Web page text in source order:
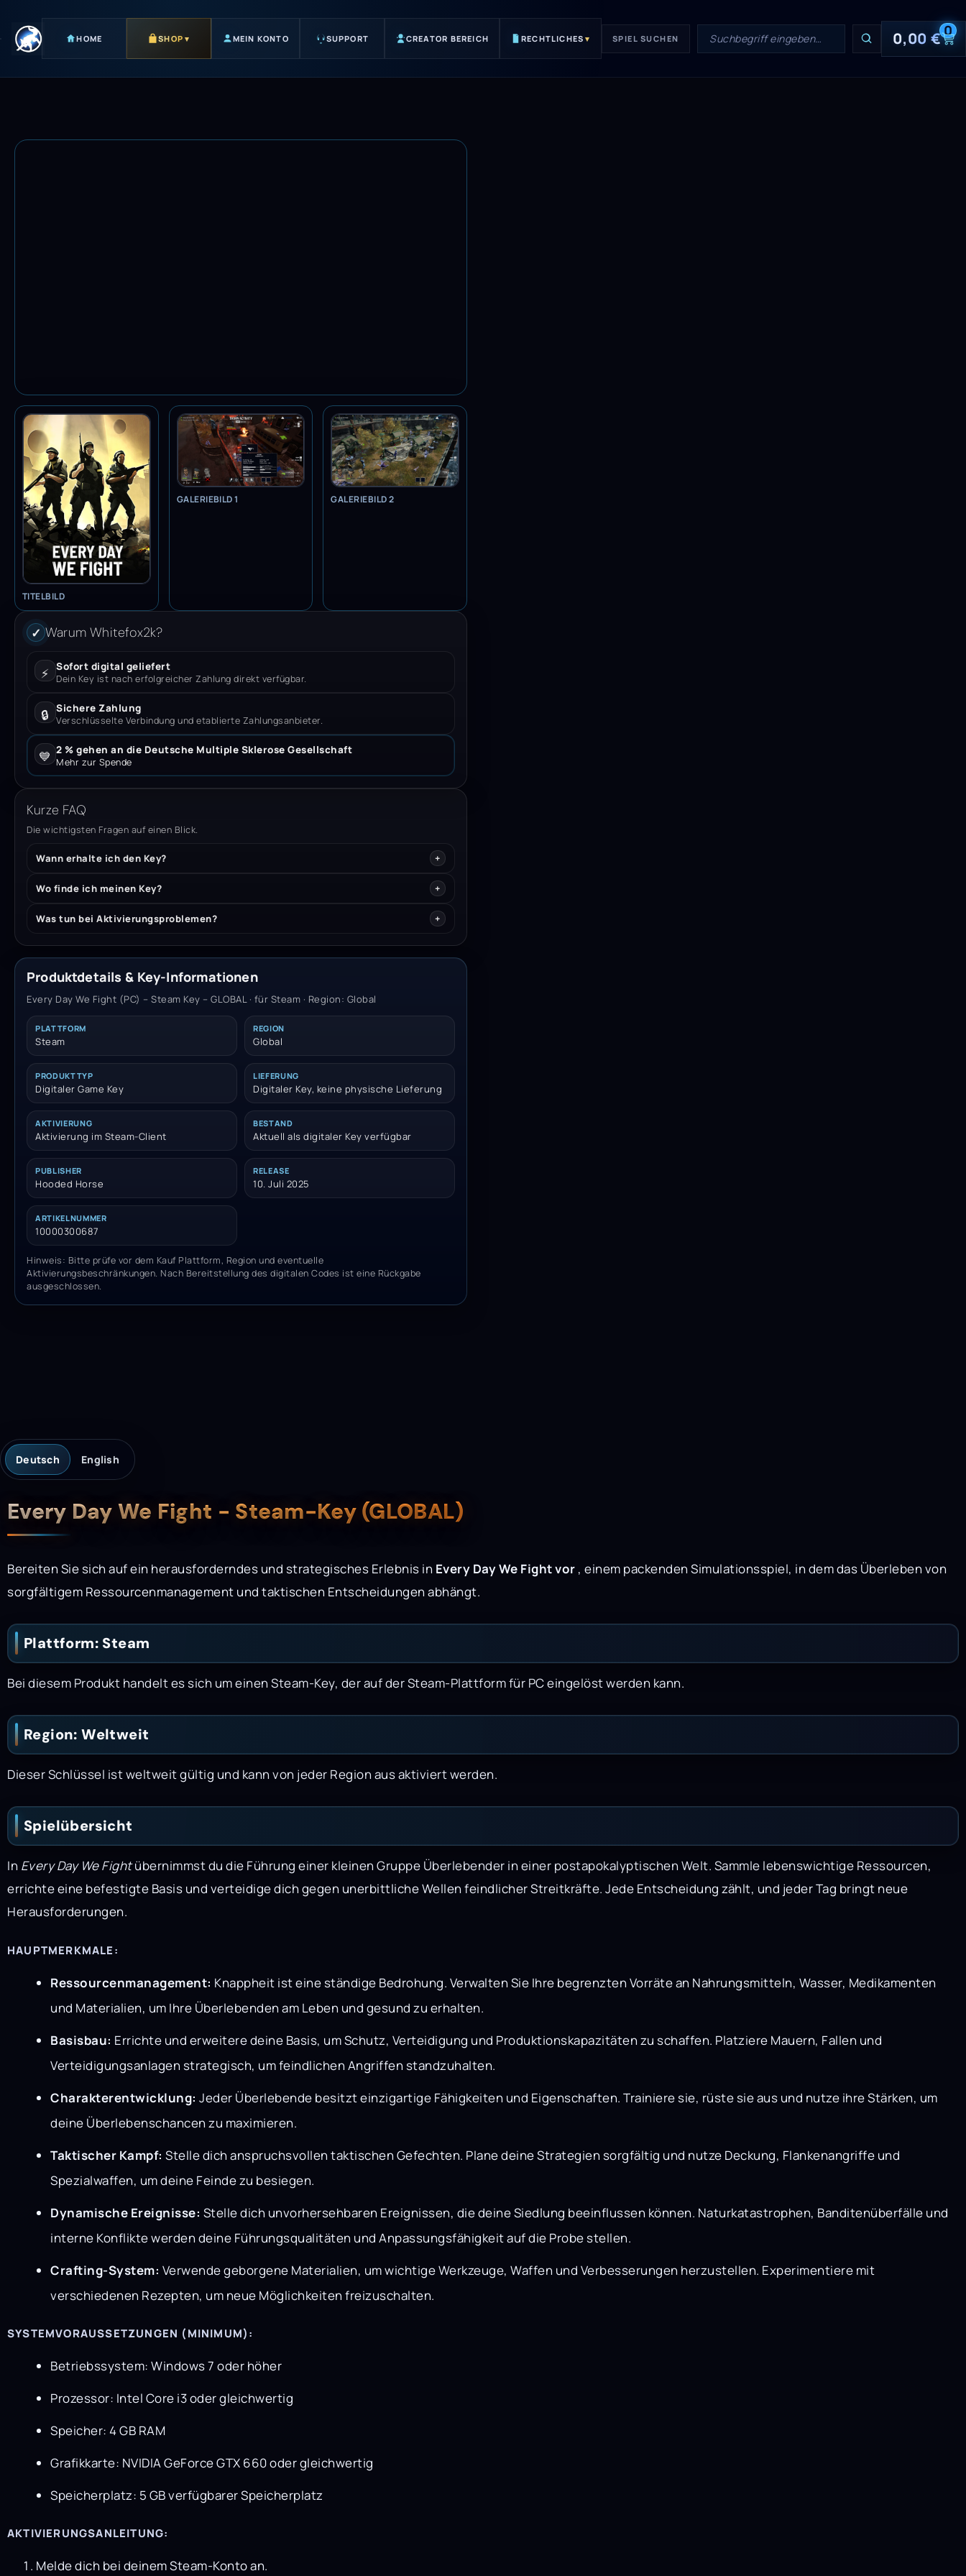
HOME SHOP ▾ MEIN KONTO SUPPORT CREATOR BEREICH RECHTLICHES ▾ SPIEL SUCHEN 0,00€0
TITELBILD
GALERIEBILD 1 GALERIEBILD 2
✓ Warum Whitefox2k?
⚡ Sofort digital geliefert
Dein Key ist nach erfolgreicher Zahlung direkt verfügbar.
🔒 Sichere Zahlung
Verschlüsselte Verbindung und etablierte Zahlungsanbieter.
💙 2 % gehen an die Deutsche Multiple Sklerose Gesellschaft
Mehr zur Spende
Kurze FAQ
Die wichtigsten Fragen auf einen Blick.
Wann erhalte ich den Key?
Wo finde ich meinen Key?
Was tun bei Aktivierungsproblemen?
Produktdetails & Key-Informationen
Every Day We Fight (PC) – Steam Key – GLOBAL · für Steam · Region: Global
PLATTFORM
Steam
REGION
Global
PRODUKTTYP
Digitaler Game Key
LIEFERUNG
Digitaler Key, keine physische Lieferung
AKTIVIERUNG
Aktivierung im Steam-Client
BESTAND
Aktuell als digitaler Key verfügbar
PUBLISHER
Hooded Horse
RELEASE
10. Juli 2025
ARTIKELNUMMER
10000300687
Hinweis: Bitte prüfe vor dem Kauf Plattform, Region und eventuelle
Aktivierungsbeschränkungen. Nach Bereitstellung des digitalen Codes ist eine Rückgabe
ausgeschlossen.
Deutsch English
Beschreibung
Every Day We Fight - Steam-Key (GLOBAL)
Bereiten Sie sich auf ein herausforderndes und strategisches Erlebnis in Every Day We Fight vor , einem packenden Simulationsspiel, in dem das Überleben von
sorgfältigem Ressourcenmanagement und taktischen Entscheidungen abhängt.
Plattform: Steam
Bei diesem Produkt handelt es sich um einen Steam-Key, der auf der Steam-Plattform für PC eingelöst werden kann.
Region: Weltweit
Dieser Schlüssel ist weltweit gültig und kann von jeder Region aus aktiviert werden.
Spielübersicht
In Every Day We Fightübernimmst du die Führung einer kleinen Gruppe Überlebender in einer postapokalyptischen Welt. Sammle lebenswichtige Ressourcen,
errichte eine befestigte Basis und verteidige dich gegen unerbittliche Wellen feindlicher Streitkräfte. Jede Entscheidung zählt, und jeder Tag bringt neue
Herausforderungen.
HAUPTMERKMALE:
Ressourcenmanagement: Knappheit ist eine ständige Bedrohung. Verwalten Sie Ihre begrenzten Vorräte an Nahrungsmitteln, Wasser, Medikamenten
und Materialien, um Ihre Überlebenden am Leben und gesund zu erhalten.
Basisbau: Errichte und erweitere deine Basis, um Schutz, Verteidigung und Produktionskapazitäten zu schaffen. Platziere Mauern, Fallen und
Verteidigungsanlagen strategisch, um feindlichen Angriffen standzuhalten.
Charakterentwicklung: Jeder Überlebende besitzt einzigartige Fähigkeiten und Eigenschaften. Trainiere sie, rüste sie aus und nutze ihre Stärken, um
deine Überlebenschancen zu maximieren.
Taktischer Kampf: Stelle dich anspruchsvollen taktischen Gefechten. Plane deine Strategien sorgfältig und nutze Deckung, Flankenangriffe und
Spezialwaffen, um deine Feinde zu besiegen.
Dynamische Ereignisse: Stelle dich unvorhersehbaren Ereignissen, die deine Siedlung beeinflussen können. Naturkatastrophen, Banditenüberfälle und
interne Konflikte werden deine Führungsqualitäten und Anpassungsfähigkeit auf die Probe stellen.
Crafting-System: Verwende geborgene Materialien, um wichtige Werkzeuge, Waffen und Verbesserungen herzustellen. Experimentiere mit
verschiedenen Rezepten, um neue Möglichkeiten freizuschalten.
SYSTEMVORAUSSETZUNGEN (MINIMUM):
Betriebssystem: Windows 7 oder höher
Prozessor: Intel Core i3 oder gleichwertig
Speicher: 4 GB RAM
Grafikkarte: NVIDIA GeForce GTX 660 oder gleichwertig
Speicherplatz: 5 GB verfügbarer Speicherplatz
AKTIVIERUNGSANLEITUNG:
Melde dich bei deinem Steam-Konto an.